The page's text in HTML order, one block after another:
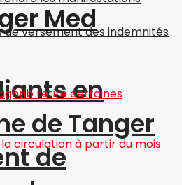
en
de Tanger
de
Med